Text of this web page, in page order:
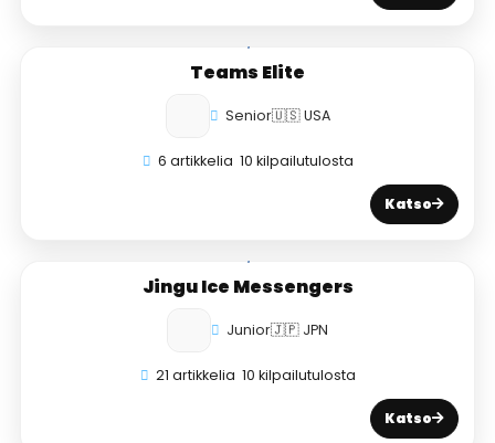
Teams Elite
Senior🇺🇸 USA
6 artikkelia 10 kilpailutulosta
Katso
Jingu Ice Messengers
Junior🇯🇵 JPN
21 artikkelia 10 kilpailutulosta
Katso